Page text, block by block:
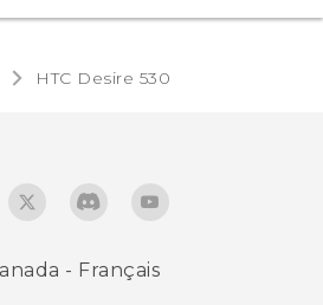
HTC Desire 530‎
- Français